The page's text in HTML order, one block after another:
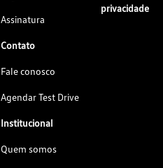
Assinatura
Contato
Fale conosco
Agendar Test Drive
Institucional
Quem somos
privacidade